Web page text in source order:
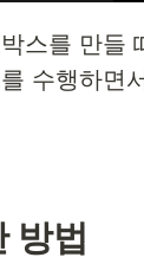
스를 만들
수행하면
방법